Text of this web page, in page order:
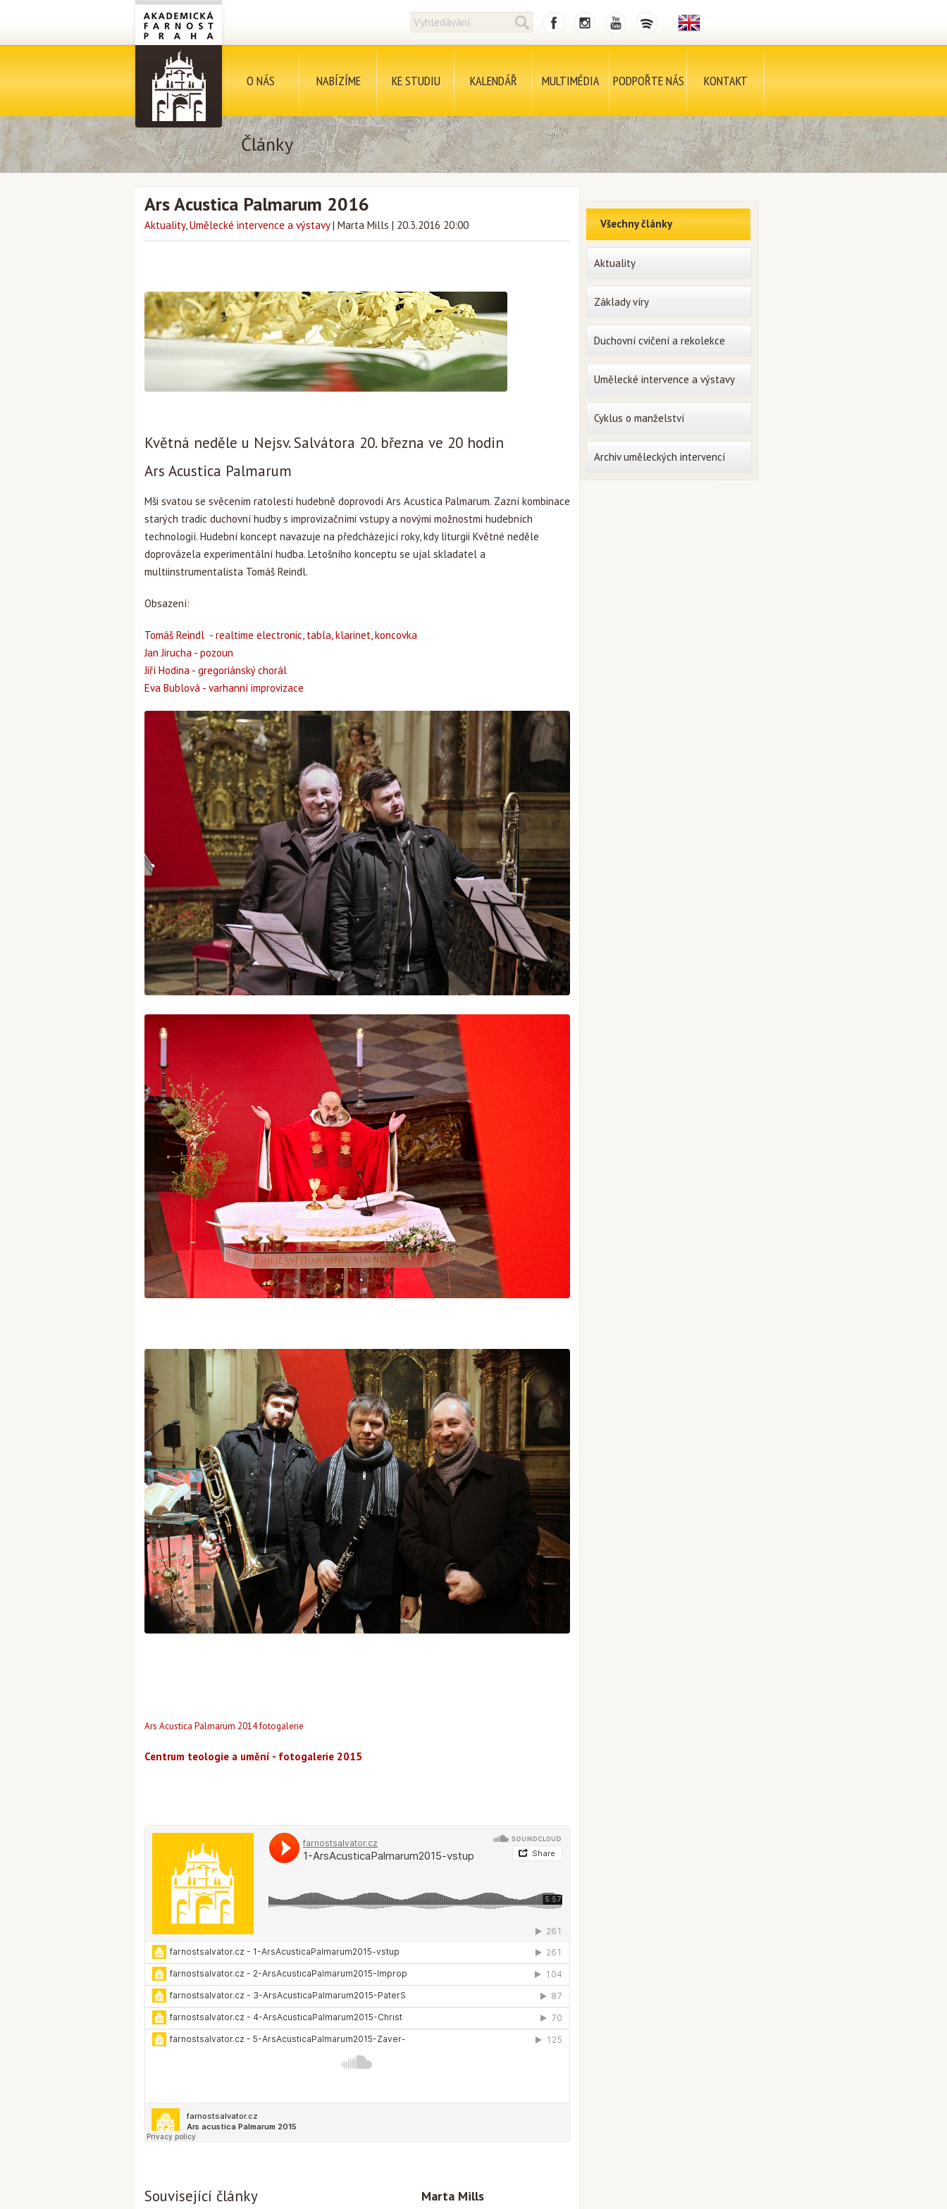
O NÁS NABÍZÍME KE STUDIU KALENDÁŘ MULTIMÉDIA PODPOŘTE NÁS KONTAKT
Články
Ars Acustica Palmarum 2016
Aktuality,Umělecké intervence a výstavy | Marta Mills | 20.3.2016 20:00
Květná neděle u Nejsv. Salvátora 20. března ve 20 hodin
Ars Acustica Palmarum
Mši svatou se svěcením ratolesti hudebně doprovodí Ars Acustica Palmarum. Zazní kombinace
starých tradic duchovní hudby s improvizačními vstupy a novými možnostmi hudebních
technologií. Hudební koncept navazuje na předcházející roky, kdy liturgii Květné neděle
doprovázela experimentální hudba. Letošního konceptu se ujal skladatel a
multiinstrumentalista Tomáš Reindl.
Obsazení:
Tomáš Reindl - realtime electronic, tabla, klarinet, koncovka
Jan Jirucha - pozoun
Jiří Hodina - gregoriánský chorál
Eva Bublová - varhanní improvizace
Ars Acustica Palmarum 2014 fotogalerie
Centrum teologie a umění - fotogalerie 2015
Související články Marta Mills
Všechny články
Aktuality
Základy víry
Duchovní cvičení a rekolekce
Umělecké intervence a výstavy
Cyklus o manželství
Archiv uměleckých intervencí